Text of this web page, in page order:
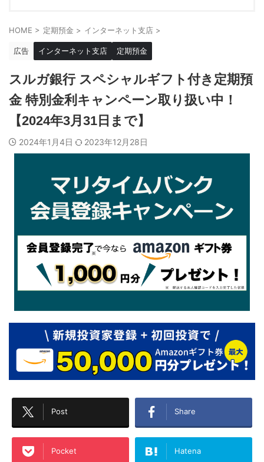
HOME > 定期預金 > インターネット支店 >
広告 インターネット支店 定期預金
スルガ銀行 スペシャルギフト付き定期預
金 特別金利キャンペーン取り扱い中！
【2024年3月31日まで】
2024年1月4日 2023年12月28日
Post Share
Pocket Hatena